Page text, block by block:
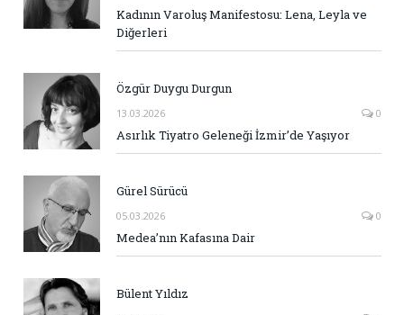
Kadının Varoluş Manifestosu: Lena, Leyla ve
Diğerleri
Özgür Duygu Durgun
13.03.2026 0
Asırlık Tiyatro Geleneği İzmir’de Yaşıyor
Gürel Sürücü
05.03.2026 0
Medea’nın Kafasına Dair
Bülent Yıldız